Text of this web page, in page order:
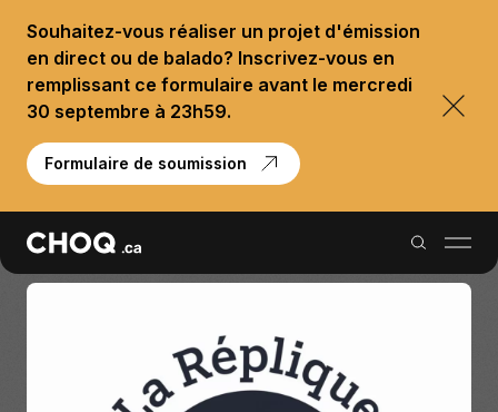
Souhaitez-vous réaliser un projet d'émission
en direct ou de balado? Inscrivez-vous en
remplissant ce formulaire avant le mercredi
30 septembre à 23h59.
Formulaire de soumission
Balados
Reportages